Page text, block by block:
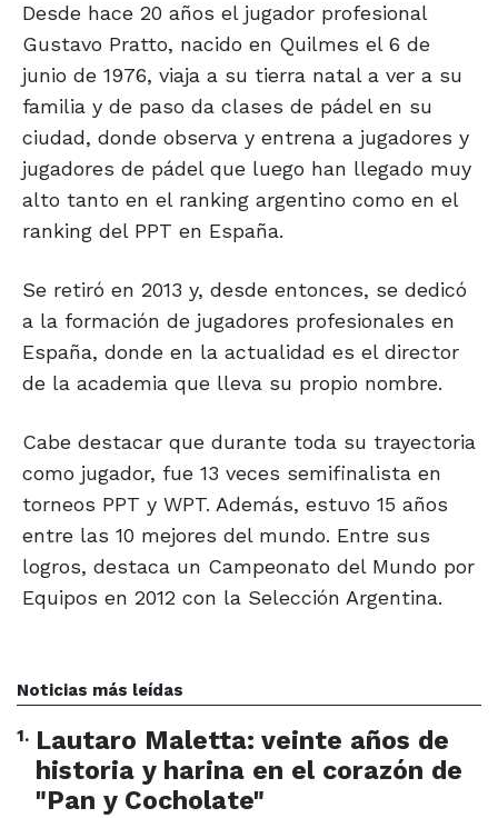
Desde hace 20 años el jugador profesional
Gustavo Pratto, nacido en Quilmes el 6 de
junio de 1976, viaja a su tierra natal a ver a su
familia y de paso da clases de pádel en su
ciudad, donde observa y entrena a jugadores y
jugadores de pádel que luego han llegado muy
alto tanto en el ranking argentino como en el
ranking del PPT en España.
Se retiró en 2013 y, desde entonces, se dedicó
a la formación de jugadores profesionales en
España, donde en la actualidad es el director
de la academia que lleva su propio nombre.
Cabe destacar que durante toda su trayectoria
como jugador, fue 13 veces semifinalista en
torneos PPT y WPT. Además, estuvo 15 años
entre las 10 mejores del mundo. Entre sus
logros, destaca un Campeonato del Mundo por
Equipos en 2012 con la Selección Argentina.
Noticias más leídas
1. Lautaro Maletta: veinte años de
historia y harina en el corazón de
"Pan y Cocholate"